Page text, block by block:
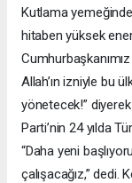
Kutlama
hitaben yüksek
Cumhurbaşkanımız
Allah’ın izniyle bu
yönetecek!”
Parti’nin 24 yılda
“Daha yeni
çalışacağız,” dedi.